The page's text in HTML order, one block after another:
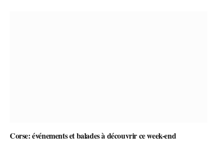
Corse: événements et balades à découvrir ce week-end